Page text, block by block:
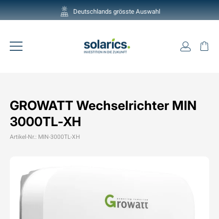
Direkt
zum
Pause
Deutschlands grösste Auswahl
Seitennavigation
GROWATT Wechselrichter MIN
3000TL-XH
Artikel-Nr.: MIN-3000TL-XH